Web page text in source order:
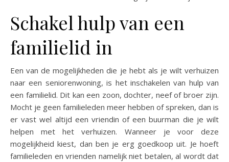
Schakel hulp van een
familielid in
Een van de mogelijkheden die je hebt als je wilt verhuizen
naar een seniorenwoning, is het inschakelen van hulp van
een familielid. Dit kan een zoon, dochter, neef of broer zijn.
Mocht je geen familieleden meer hebben of spreken, dan is
er vast wel altijd een vriendin of een buurman die je wilt
helpen met het verhuizen. Wanneer je voor deze
mogelijkheid kiest, dan ben je erg goedkoop uit. Je hoeft
familieleden en vrienden namelijk niet betalen, al wordt dat